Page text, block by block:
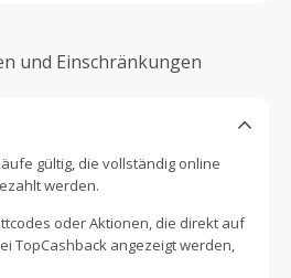
auszuwählen und
Des Weiteren ist der
hat der Online Shop von
Ob Muttertag, als
Ostern, ein feierlicher Kranz zu
Gesteck zur Hochzeit,
Anlass etwas im Angebot.
und Einschränkungen
gültig, die vollständig online
werden.
oder Aktionen, die direkt auf
TopCashback angezeigt werden,